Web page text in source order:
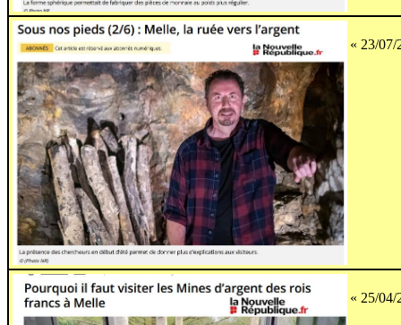
« 23/07/
« 25/04/